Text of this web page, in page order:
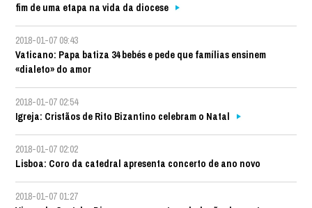
fim de uma etapa na vida da diocese
2018-01-07 09:43
Vaticano: Papa batiza 34 bebés e pede que famílias ensinem
«dialeto» do amor
2018-01-07 02:54
Igreja: Cristãos de Rito Bizantino celebram o Natal
2018-01-07 02:02
Lisboa: Coro da catedral apresenta concerto de ano novo
2018-01-07 01:27